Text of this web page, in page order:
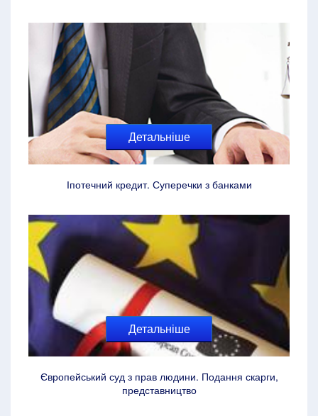
Детальніше
Іпотечний кредит. Суперечки з банками
Детальніше
Європейський суд з прав людини. Подання скарги,
представництво